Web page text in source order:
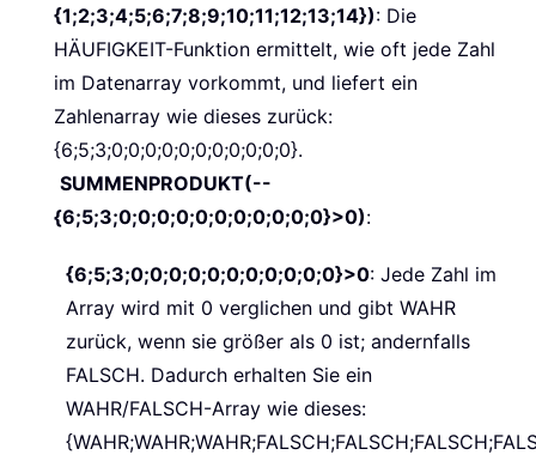
{1;2;3;4;5;6;7;8;9;10;11;12;13;14}): Die
HÄUFIGKEIT-Funktion ermittelt, wie oft jede Zahl
im Datenarray vorkommt, und liefert ein
Zahlenarray wie dieses zurück:
{6;5;3;0;0;0;0;0;0;0;0;0;0;0}.
SUMMENPRODUKT(--
{6;5;3;0;0;0;0;0;0;0;0;0;0;0}>0):
{6;5;3;0;0;0;0;0;0;0;0;0;0;0}>0: Jede Zahl im
Array wird mit 0 verglichen und gibt WAHR
zurück, wenn sie größer als 0 ist; andernfalls
FALSCH. Dadurch erhalten Sie ein
WAHR/FALSCH-Array wie dieses: